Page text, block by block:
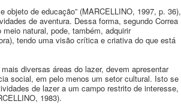
de educação” (MARCELLINO, 1997, p. 36),
de aventura. Dessa forma, segundo Correa
natural, pode, também, adquirir
tendo uma visão crítica e criativa do que está
diversas áreas do lazer, devem apresentar
social, em pelo menos um setor cultural. Isto se
de lazer a um campo restrito de interesse,
1983).